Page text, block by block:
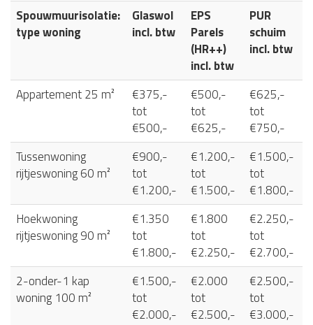
Spouwmuurisolatie:
type woning
Glaswol
incl. btw
EPS
Parels
(HR++)
incl. btw
PUR
schuim
incl. btw
Appartement 25 m²
€375,-
tot
€500,-
€500,-
tot
€625,-
€625,-
tot
€750,-
Tussenwoning
rijtjeswoning 60 m²
€900,-
tot
€1.200,-
€1.200,-
tot
€1.500,-
€1.500,-
tot
€1.800,-
Hoekwoning
rijtjeswoning 90 m²
€1.350
tot
€1.800,-
€1.800
tot
€2.250,-
€2.250,-
tot
€2.700,-
2-onder-1 kap
woning 100 m²
€1.500,-
tot
€2.000,-
€2.000
tot
€2.500,-
€2.500,-
tot
€3.000,-